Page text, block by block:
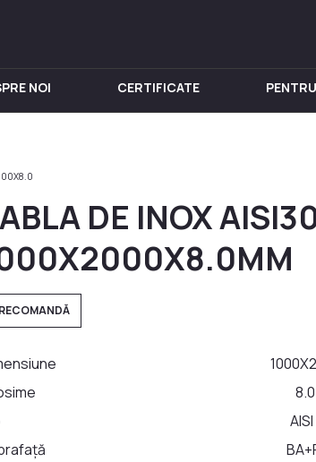
NOI CERTIFICATE
Aparat de distilat
DE INOX